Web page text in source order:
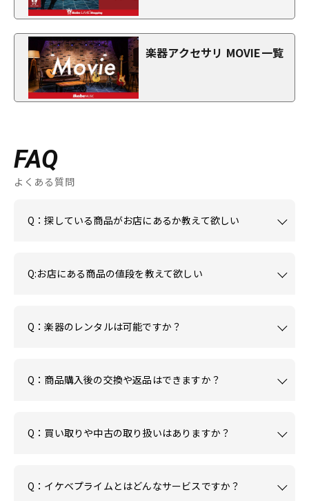
楽器アクセサリ MOVIE一覧
FAQ
よくある質問
Q：探している商品がお店にあるか教えて欲しい
Q:お店にある商品の値段を教えて欲しい
Q：楽器のレンタルは可能ですか？
Q：商品購入後の交換や返品はできますか？
Q：買い取りや中古の取り扱いはありますか？
Q：イケベプライムとはどんなサービスですか？